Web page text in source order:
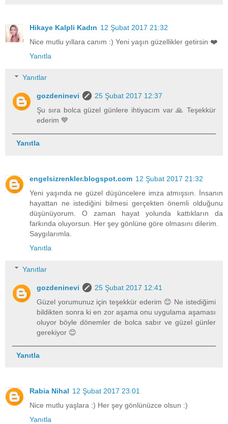
Hikaye Kalpli Kadın 12 Şubat 2017 21:32
Nice mutlu yıllara canım :) Yeni yaşın güzellikler getirsin ❤️
Yanıtla
Yanıtlar
gozdeninevi
25 Şubat 2017 12:37
Şu sıra bolca güzel günlere ihtiyacım var 🙏 Teşekkür
ederim 💙
Yanıtla
engelsizrenkler.blogspot.com 12 Şubat 2017 21:32
Yeni yaşında ne güzel düşüncelere imza atmışsın. İnsanın
hayattan ne istediğini bilmesi gerçekten önemli olduğunu
düşünüyorum. O zaman hayat yolunda kattıkların da
farkında oluyorsun. Her şey gönlüne göre olmasını dilerim.
Saygılarımla.
Yanıtla
Yanıtlar
gozdeninevi
25 Şubat 2017 12:41
Güzel yorumunuz için teşekkür ederim 😊 Ne istediğimi
bildikten sonra ki en zor aşama onu uygulama aşaması
oluyor böyle dönemler de bolca sabır ve güzel günler
gerekiyor 😊
Yanıtla
Rabia Nihal 12 Şubat 2017 23:01
Nice mutlu yaşlara :) Her şey gönlünüzce olsun :)
Yanıtla